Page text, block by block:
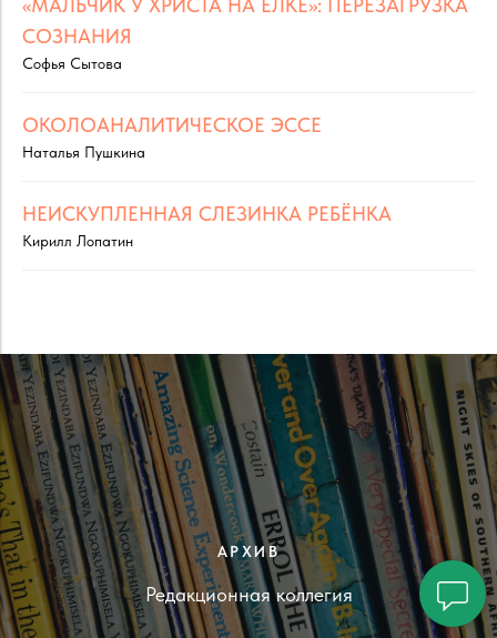
«МАЛЬЧИК У ХРИСТА НА ЁЛКЕ»: ПЕРЕЗАГРУЗКА
СОЗНАНИЯ
Софья Сытова
ОКОЛОАНАЛИТИЧЕСКОЕ ЭССЕ
Наталья Пушкина
НЕИСКУПЛЕННАЯ СЛЕЗИНКА РЕБЁНКА
Кирилл Лопатин
АРХИВ
Редакционная коллегия